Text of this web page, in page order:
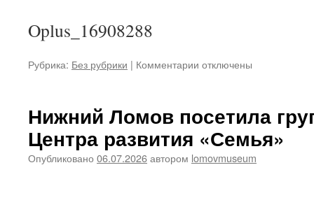
Oplus_16908288
Рубрика: Без рубрики | Комментарии к
выставки
«Отражение
души»
отключены
Нижний Ломов посетила
Центра развития «Семья»
Опубликовано 06.07.2026автором lomovmuseum